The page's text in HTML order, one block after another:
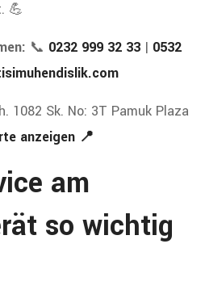
💪
📞 0232 999 32 33 | 0532
1082 Sk. No: 3T Pamuk Plaza
anzeigen 📍
am
so wichtig